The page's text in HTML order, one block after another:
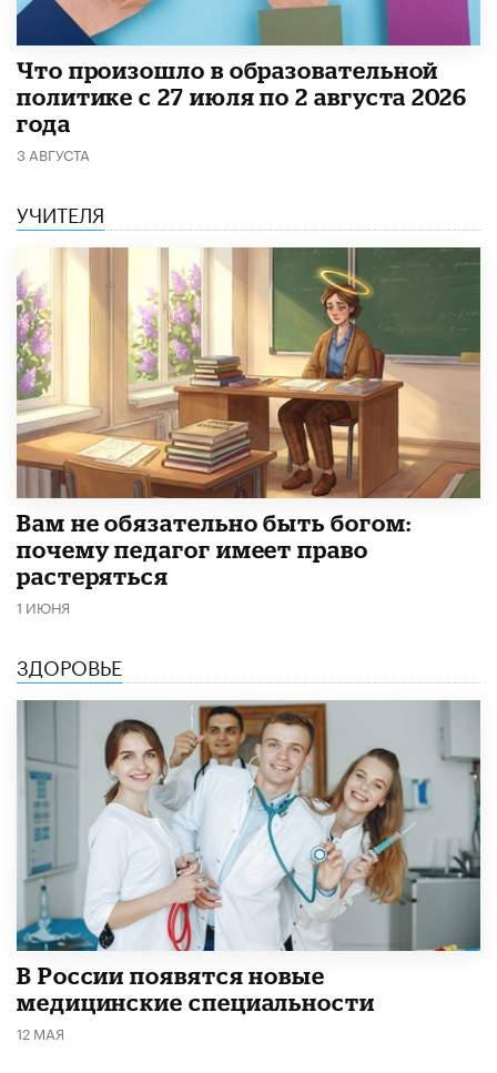
​Что произошло в образовательной
политике с 27 июля по 2 августа 2026
года
3 АВГУСТА
УЧИТЕЛЯ
​Вам не обязательно быть богом:
почему педагог имеет право
растеряться
1 ИЮНЯ
ЗДОРОВЬЕ
В России появятся новые
медицинские специальности
12 МАЯ